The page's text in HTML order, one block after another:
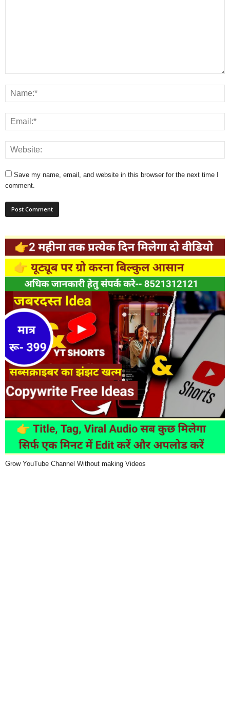
Save my name, email, and website in this browser for the next time I
comment.
Grow YouTube Channel Without making Videos